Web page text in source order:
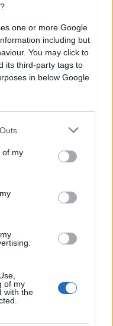
one or more Google
including but
You may click to
its third-party tags to
in below Google
of my
of my
with the
#NATO